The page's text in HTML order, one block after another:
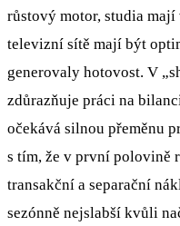
růstový motor, studia
televizní sítě mají být
generovaly hotovost. V
zdůrazňuje práci na
očekává silnou přeměnu
s tím, že v první polovině
transakční a separační
sezónně nejslabší kvůli